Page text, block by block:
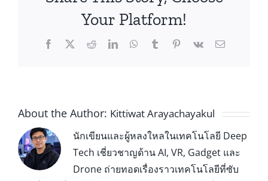
Your Platform!
About the Author: Kittiwat Arayachayakul
นักเขียนและผู้หลงใหลในเทคโนโลยี Deep
Tech เชี่ยวชาญด้าน AI, VR, Gadget และ
Drone ถ่ายทอดเรื่องราวเทคโนโลยีที่ซับ